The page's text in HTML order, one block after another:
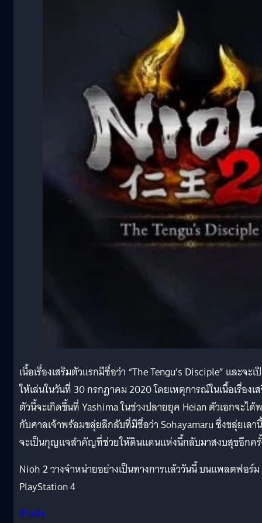
เนื้อเรื่องเสริมตัวแรกมีชื่อว่า “The Tengu’s Disciple” และจะเ
ให้เล่นในวันที่ 30 กรกฎาคม 2020 โดยเหตุการณ์ในเนื้อเรื่องเ
ตัวนี้จะเกิดขึ้นที่ Yashima ในช่วงปลายยุค Heian ตัวเอกจะได้
กับศาลเจ้าพร้อมขลุ่ยลึกลับที่มีชื่อว่า Sohayamaru ซึ่งขลุ่ยเลานี้
จะเป็นกุญแจสำคัญที่ช่วยให้ดินแดนแห่งนี้กลับมาสงบสุขอีกค
Nioh 2 วางจำหน่ายอย่างเป็นทางการแล้ววันนี้ บนแพลตฟอร์ม
PlayStation 4
อ้างอิง